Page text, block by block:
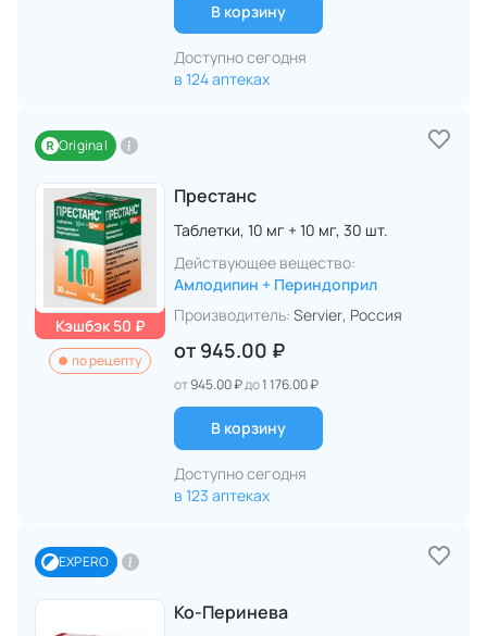
В корзину
Доступно сегодня
в 124 аптеках
Original
Кэшбэк 50 ₽
по рецепту
Престанс
Таблетки, 10 мг + 10 мг, 30 шт.
Действующее вещество:
Амлодипин + Периндоприл
Производитель: Servier, Россия
от 945.00 ₽
от945.00 ₽до1 176.00 ₽
В корзину
Доступно сегодня
в 123 аптеках
EXPERO
Ко-Перинева